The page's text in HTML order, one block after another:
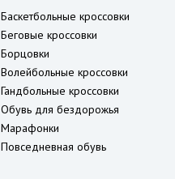
Баскетбольные кроссовки
Беговые кроссовки
Борцовки
Волейбольные кроссовки
Гандбольные кроссовки
Обувь для бездорожья
Марафонки
Повседневная обувь